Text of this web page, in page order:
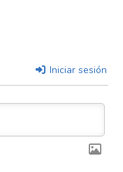
Iniciar sesión